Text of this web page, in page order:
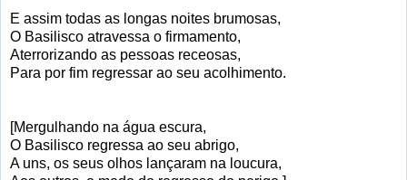
E assim todas as longas noites brumosas,
O Basilisco atravessa o firmamento,
Aterrorizando as pessoas receosas,
Para por fim regressar ao seu acolhimento.
[Mergulhando na água escura,
O Basilisco regressa ao seu abrigo,
A uns, os seus olhos lançaram na loucura,